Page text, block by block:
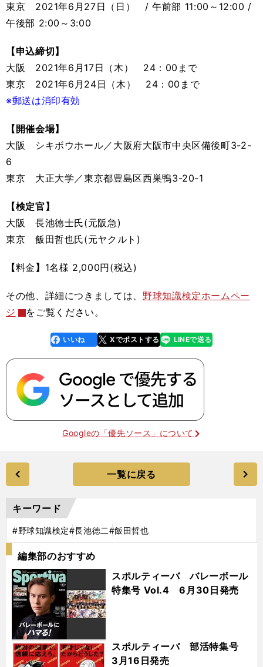
東京 2021年6月27日（日） / 午前部 11:00～12:00 /
午後部 2:00～3:00
【申込締切】
大阪 2021年6月17日（木） 24：00まで
東京 2021年6月24日（木） 24：00まで
※郵送は消印有効
【開催会場】
大阪 シキボウホール／大阪府大阪市中央区備後町3-2-
6
東京 大正大学／東京都豊島区西巣鴨3-20-1
【検定官】
大阪 長池徳士氏(元阪急)
東京 飯田哲也氏(元ヤクルト)
【料金 】 1名様 2,000円(税込)
その他、詳細につきましては、 野球知識検定ホームペー
ジ
をご覧ください。
faceboo
k
いいね Xでポストする
line LINEで送る
Googleの「優先ソース」について
一覧に戻る
キーワード
#野球知識検定#長池徳二#飯田哲也
編集部のおすすめ
スポルティーバ バレーボール
特集号 Vol.4 6月30日発売
スポルティーバ 部活特集号
3月16日発売